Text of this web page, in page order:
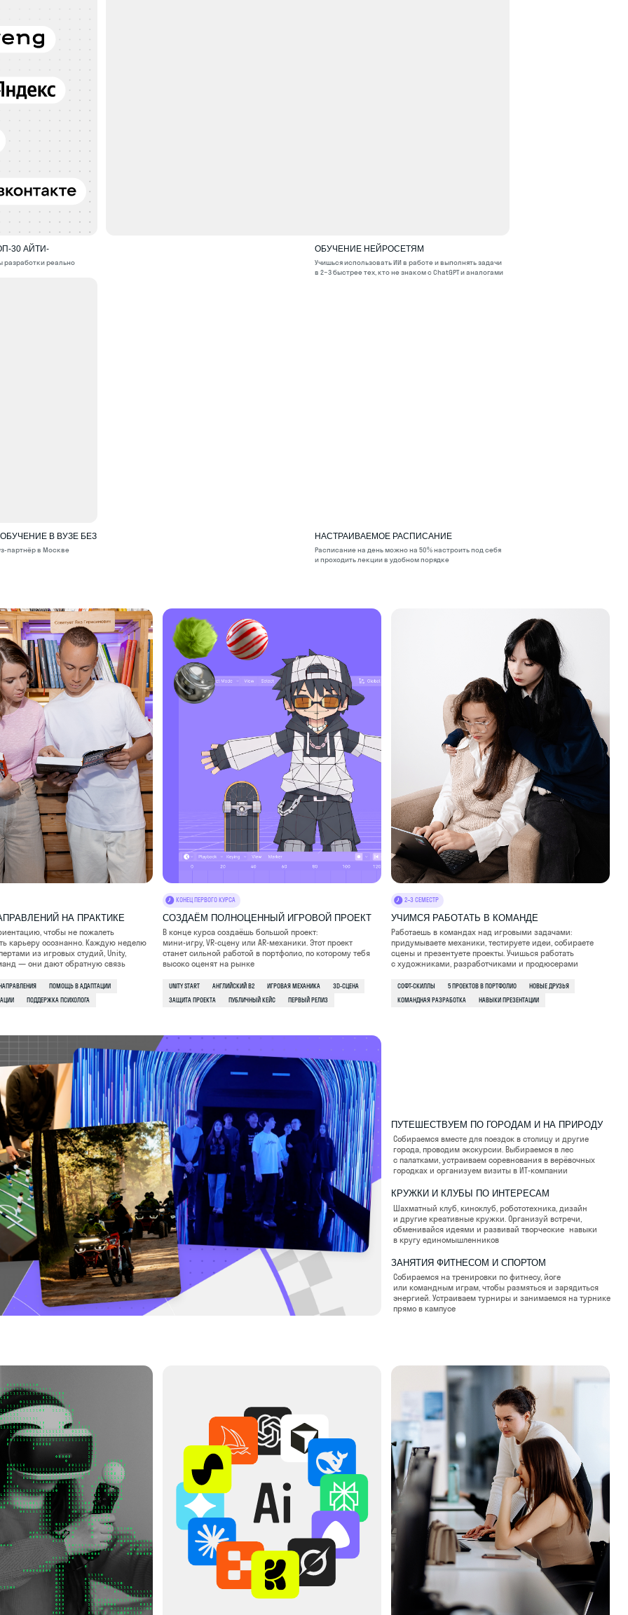
30 АЙТИ-
разработки реально
ОБУЧЕНИЕ НЕЙРОСЕТЯМ
Учишься использовать ИИ в работе и выполнять задачи
в 2−3 быстрее тех, кто не знаком с ChatGPT и аналогами
В ВУЗЕ БЕЗ
партнёр в Москве
НАСТРАИВАЕМОЕ РАСПИСАНИЕ
Расписание на день можно на 50% настроить под себя
и проходить лекции в удобном порядке
НА ПРАКТИКЕ
не пожалеть
осознанно. Каждую неделю
студий, Unity,
дают обратную связь
ПОМОЩЬ В АДАПТАЦИИ
ПСИХОЛОГА
КОНЕЦ ПЕРВОГО КУРСА
СОЗДАЁМ ПОЛНОЦЕННЫЙ ИГРОВОЙ ПРОЕКТ
В конце курса создаёшь большой проект:
мини-игру, VR-сцену или AR-механики. Этот проект
станет сильной работой в портфолио, по которому тебя
высоко оценят на рынке
UNITY START ИГРОВАЯ МЕХАНИКА
3D-СЦЕНА
ЗАЩИТА ПРОЕКТА
ПЕРВЫЙ РЕЛИЗ
2–3 СЕМЕСТР
УЧИМСЯ РАБОТАТЬ В КОМАНДЕ
Работаешь в командах над игровыми задачами:
придумываете механики, тестируете идеи, собираете
сцены и презентуете проекты. Учишься работать
с художниками, разработчиками и продюсерами
СОФТ-СКИЛЛЫ
НОВЫЕ ДРУЗЬЯ
КОМАНДНАЯ РАЗРАБОТКА
НАВЫКИ ПРЕЗЕНТАЦИИ
Собираемся на тренировки по фитнесу, йоге
энергией. Устраиваем турниры и занимаемся на турнике
прямо в кампусе
Шахматный клуб, киноклуб, робототехника, дизайн
и другие креативные кружки. Организуй встречи,
обменивайся идеями и развивай творческие навыки
КРУЖКИ И КЛУБЫ ПО ИНТЕРЕСАМ
Собираемся вместе для поездок в столицу и другие
города, проводим экскурсии. Выбираемся в лес
с палатками, устраиваем соревнования в верёвочных
городках и организуем визиты в ИТ‑компании
ПУТЕШЕСТВУЕМ ПО ГОРОДАМ И НА ПРИРОДУ
гейм-дизайн,
Осваиваешь основные
Unreal Engine, C#,
мультиплеер и Git
ПЛАНИРОВАНИЕ ЗАДАЧ
Открываем блок про ИИ: учишься генерировать ассеты,
ускорять прототипирование, создавать NPC,
балансировать игровые системы
ГЕНЕРАЦИЯ АССЕТОВ 50% УСКОРЕНИЕ РАБОТЫ
ПРОТОТИПИРОВАНИЕ ПОИСК БАГОВ
Начинаешь стажироваться и работать над реальными
проектами. За это время сделаешь ещё 15 работ:
инди‑игру, AR‑приложение, VR‑экскурсию, процедурный
уровень, мультиплеерную механику
ОПЛАЧИВАЕМАЯ СТАЖИРОВКА ФРИЛАНС-ЗАКАЗЫ ПОРТФОЛИО
15 ПРОЕКТОВ ПЕРВЫЙ ЗАРАБОТОК
Погружаемся в реальные рабочие процессы. Собираемся
на экскурсии в ИT-, дизайн- и маркетинговые компании,
ЭКСКУРСИИ В КОМПАНИИ